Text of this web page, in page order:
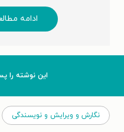
ادامه
این نوشته‌ را
نگارش و ویرایش و نویسندگی